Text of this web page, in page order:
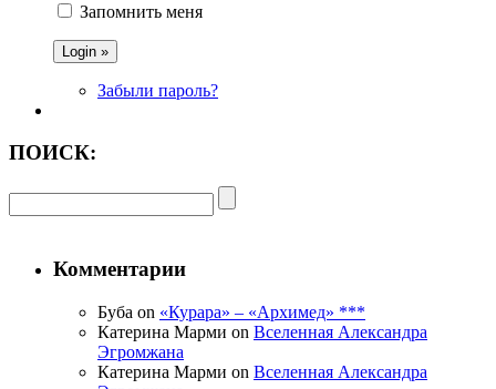
Запомнить меня
Забыли пароль?
ПОИСК:
Комментарии
Буба on «Курара» – «Архимед» ***
Катерина Марми on Вселенная Александра
Эгромжана
Катерина Марми on Вселенная Александра